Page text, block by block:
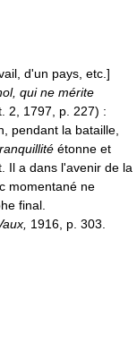
d'un pays, etc.]
qui ne mérite
2, 1797, p. 227) :
pendant la bataille,
étonne et
Il a dans l'avenir de la
momentané ne
final.
1916, p. 303.